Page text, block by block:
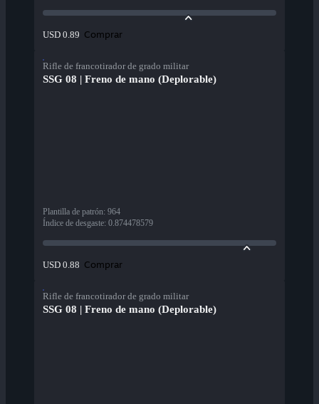
USD 0.89 Comprar
Rifle de francotirador de grado militar
SSG 08 | Freno de mano (Deplorable)
Plantilla de patrón: 964
Índice de desgaste: 0.874478579
USD 0.88 Comprar
Rifle de francotirador de grado militar
SSG 08 | Freno de mano (Deplorable)